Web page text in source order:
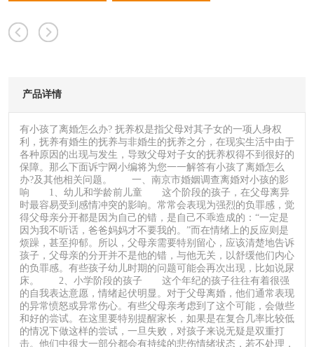
产品详情
有小孩了离婚怎么办? 抚养权是指父母对其子女的一项人身权
利，抚养有婚生的抚养与非婚生的抚养之分，在现实生活中由于
各种原因的出现与发生，导致父母对子女的抚养权得不到很好的
保障。那么下面诉宁网小编将为您一一解答有小孩了离婚怎么
办?及其他相关问题。 一、南京市婚姻调查离婚对小孩的影
响 1、幼儿和学龄前儿童 这个阶段的孩子，在父母离异
时最容易受到感情冲突的影响。常常会表现为强烈的负罪感，觉
得父母亲分开都是因为自己的错，是自己不乖造成的：“一定是
因为我不听话，爸爸妈妈才不要我的。”而在情绪上的反应则是
烦躁，甚至抑郁。所以，父母亲需要特别留心，应该清楚地告诉
孩子，父母亲的分开并不是他的错，与他无关，以舒缓他们内心
的负罪感。有些孩子幼儿时期的问题可能会再次出现，比如说尿
床。 2、小学阶段的孩子 这个年纪的孩子往往有着很强
的自我表达意愿，情绪起伏明显。对于父母离婚，他们通常表现
的异常愤怒或异常伤心。有些父母亲考虑到了这个可能，会做些
和好的尝试。在这里要特别提醒家长，如果是在复合几率比较低
的情况下做这样的尝试，一旦失败，对孩子来说无疑是双重打
击。他们中很大一部分都会有持续的悲伤情绪状态，若不处理，